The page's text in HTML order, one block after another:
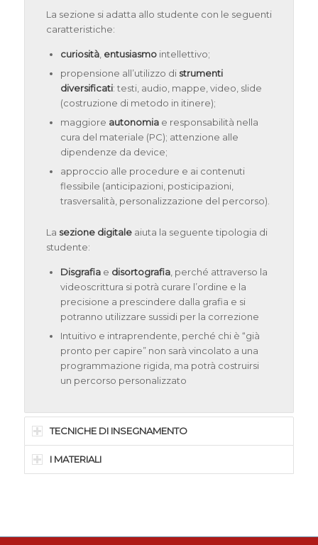
La sezione si adatta allo studente con le seguenti
caratteristiche:
curiosità, entusiasmo intellettivo;
propensione all’utilizzo di strumenti
diversificati: testi, audio, mappe, video, slide
(costruzione di metodo in itinere);
maggiore autonomia e responsabilità nella
cura del materiale (PC); attenzione alle
dipendenze da device;
approccio alle procedure e ai contenuti
flessibile (anticipazioni, posticipazioni,
trasversalità, personalizzazione del percorso).
La sezione digitale aiuta la seguente tipologia di
studente:
Disgrafia e disortografia, perché attraverso la
videoscrittura si potrà curare l’ordine e la
precisione a prescindere dalla grafia e si
potranno utilizzare sussidi per la correzione
Intuitivo e intraprendente, perché chi è “già
pronto per capire” non sarà vincolato a una
programmazione rigida, ma potrà costruirsi
un percorso personalizzato
TECNICHE DI INSEGNAMENTO
I MATERIALI